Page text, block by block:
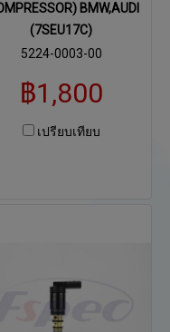
BMW,AUDI
(7SEU17C)
5224-0003-00
฿1,800
เปรียบเทียบ